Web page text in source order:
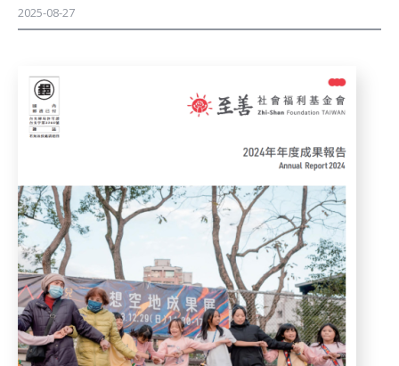
社
會
福
利
基
金
2025-08-27